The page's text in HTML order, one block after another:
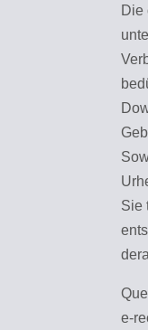
Die
Sie
e-